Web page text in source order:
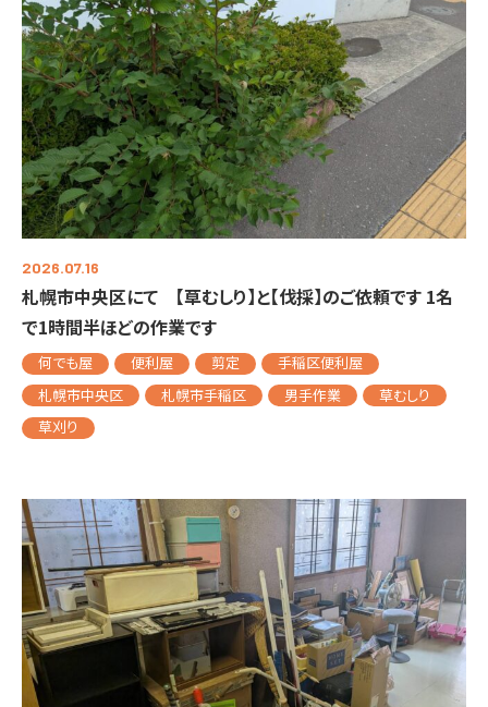
2026.07.16
札幌市中央区にて 【草むしり】と【伐採】のご依頼です 1名
で1時間半ほどの作業です
何でも屋 便利屋 剪定
手稲区便利屋
札幌市中央区
札幌市手稲区 男手作業
草むしり
草刈り